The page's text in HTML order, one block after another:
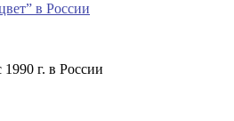
в России
г. в России